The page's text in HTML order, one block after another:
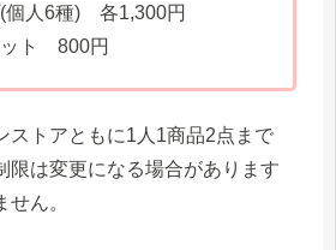
(個人6種) 各1,300円
ット 800円
ストアともに1人1商品2点まで
は変更になる場合があります
ん。